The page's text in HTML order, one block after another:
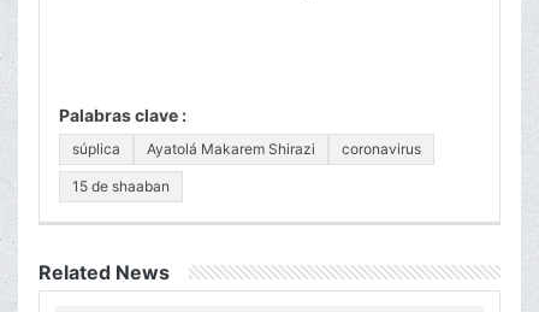
Palabras clave :
súplica Ayatolá Makarem Shirazi coronavirus
15 de shaaban
Related News